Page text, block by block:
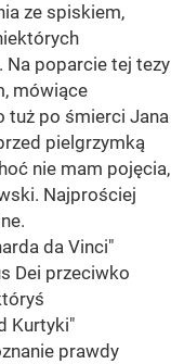
ze spiskiem,
Na poparcie tej tezy
mówiące
tuż po śmierci Jana
pielgrzymką
nie mam pojęcia,
Najprościej
da Vinci"
Dei przeciwko
Kurtyki"
prawdy